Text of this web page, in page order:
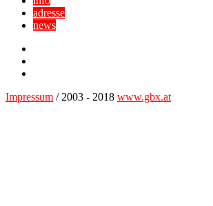
adresse
news
Impressum / 2003 - 2018 www.gbx.at